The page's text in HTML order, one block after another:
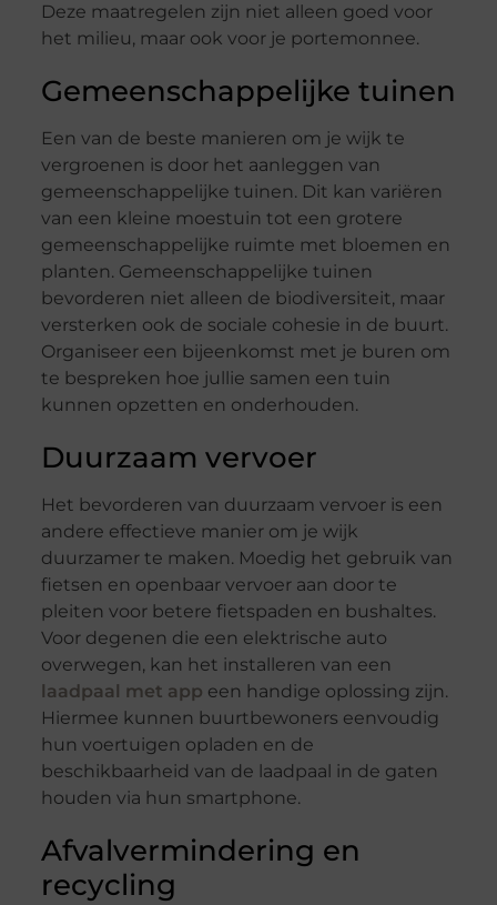
Deze maatregelen zijn niet alleen goed voor
het milieu, maar ook voor je portemonnee.
Gemeenschappelijke tuinen
Een van de beste manieren om je wijk te
vergroenen is door het aanleggen van
gemeenschappelijke tuinen. Dit kan variëren
van een kleine moestuin tot een grotere
gemeenschappelijke ruimte met bloemen en
planten. Gemeenschappelijke tuinen
bevorderen niet alleen de biodiversiteit, maar
versterken ook de sociale cohesie in de buurt.
Organiseer een bijeenkomst met je buren om
te bespreken hoe jullie samen een tuin
kunnen opzetten en onderhouden.
Duurzaam vervoer
Het bevorderen van duurzaam vervoer is een
andere effectieve manier om je wijk
duurzamer te maken. Moedig het gebruik van
fietsen en openbaar vervoer aan door te
pleiten voor betere fietspaden en bushaltes.
Voor degenen die een elektrische auto
overwegen, kan het installeren van een
laadpaal met app een handige oplossing zijn.
Hiermee kunnen buurtbewoners eenvoudig
hun voertuigen opladen en de
beschikbaarheid van de laadpaal in de gaten
houden via hun smartphone.
Afvalvermindering en
recycling